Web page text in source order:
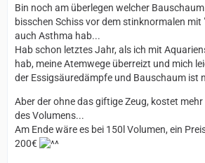
Bin noch am überlegen welcher
bisschen Schiss vor dem stinknormalen mit
auch Asthma hab...
Hab schon letztes Jahr, als ich mit
hab, meine Atemwege überreizt und mich
der Essigsäuredämpfe und Bauschaum ist
Aber der ohne das giftige Zeug, kostet
des Volumens...
Am Ende wäre es bei 150l Volumen, ein
200€